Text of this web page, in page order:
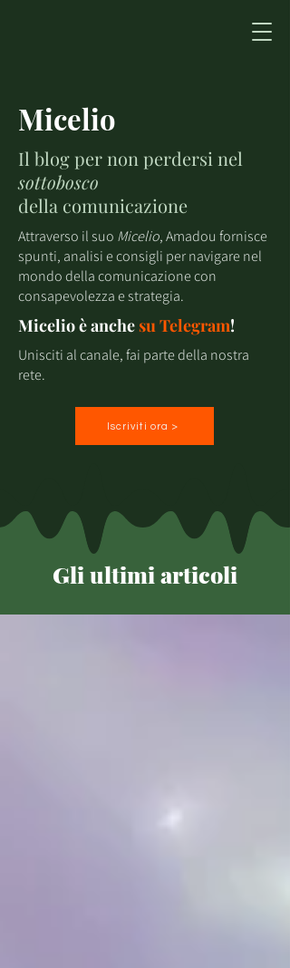
Micelio
Il blog per non perdersi nel
sottobosco
della comunicazione
Attraverso il suo Micelio, Amadou fornisce
spunti, analisi e consigli per navigare nel
mondo della comunicazione con
consapevolezza e strategia.
Micelio è anchesuTelegram!
Unisciti al canale, fai parte della nostra
rete.
Iscriviti ora >
Gli ultimi articoli